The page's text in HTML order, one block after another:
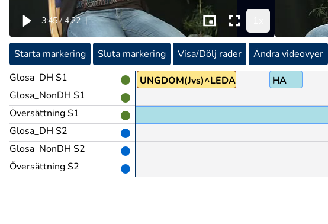
3:45 / 4:22 |
Starta markering Sluta markering Visa/Dölj rader
Ändra videovyer
Glosa_DH S1
Glosa_NonDH S1
Översättning S1
Glosa_DH S2
Glosa_NonDH S2
Översättning S2
UNGDOM(Jvs)^LEDARE HA